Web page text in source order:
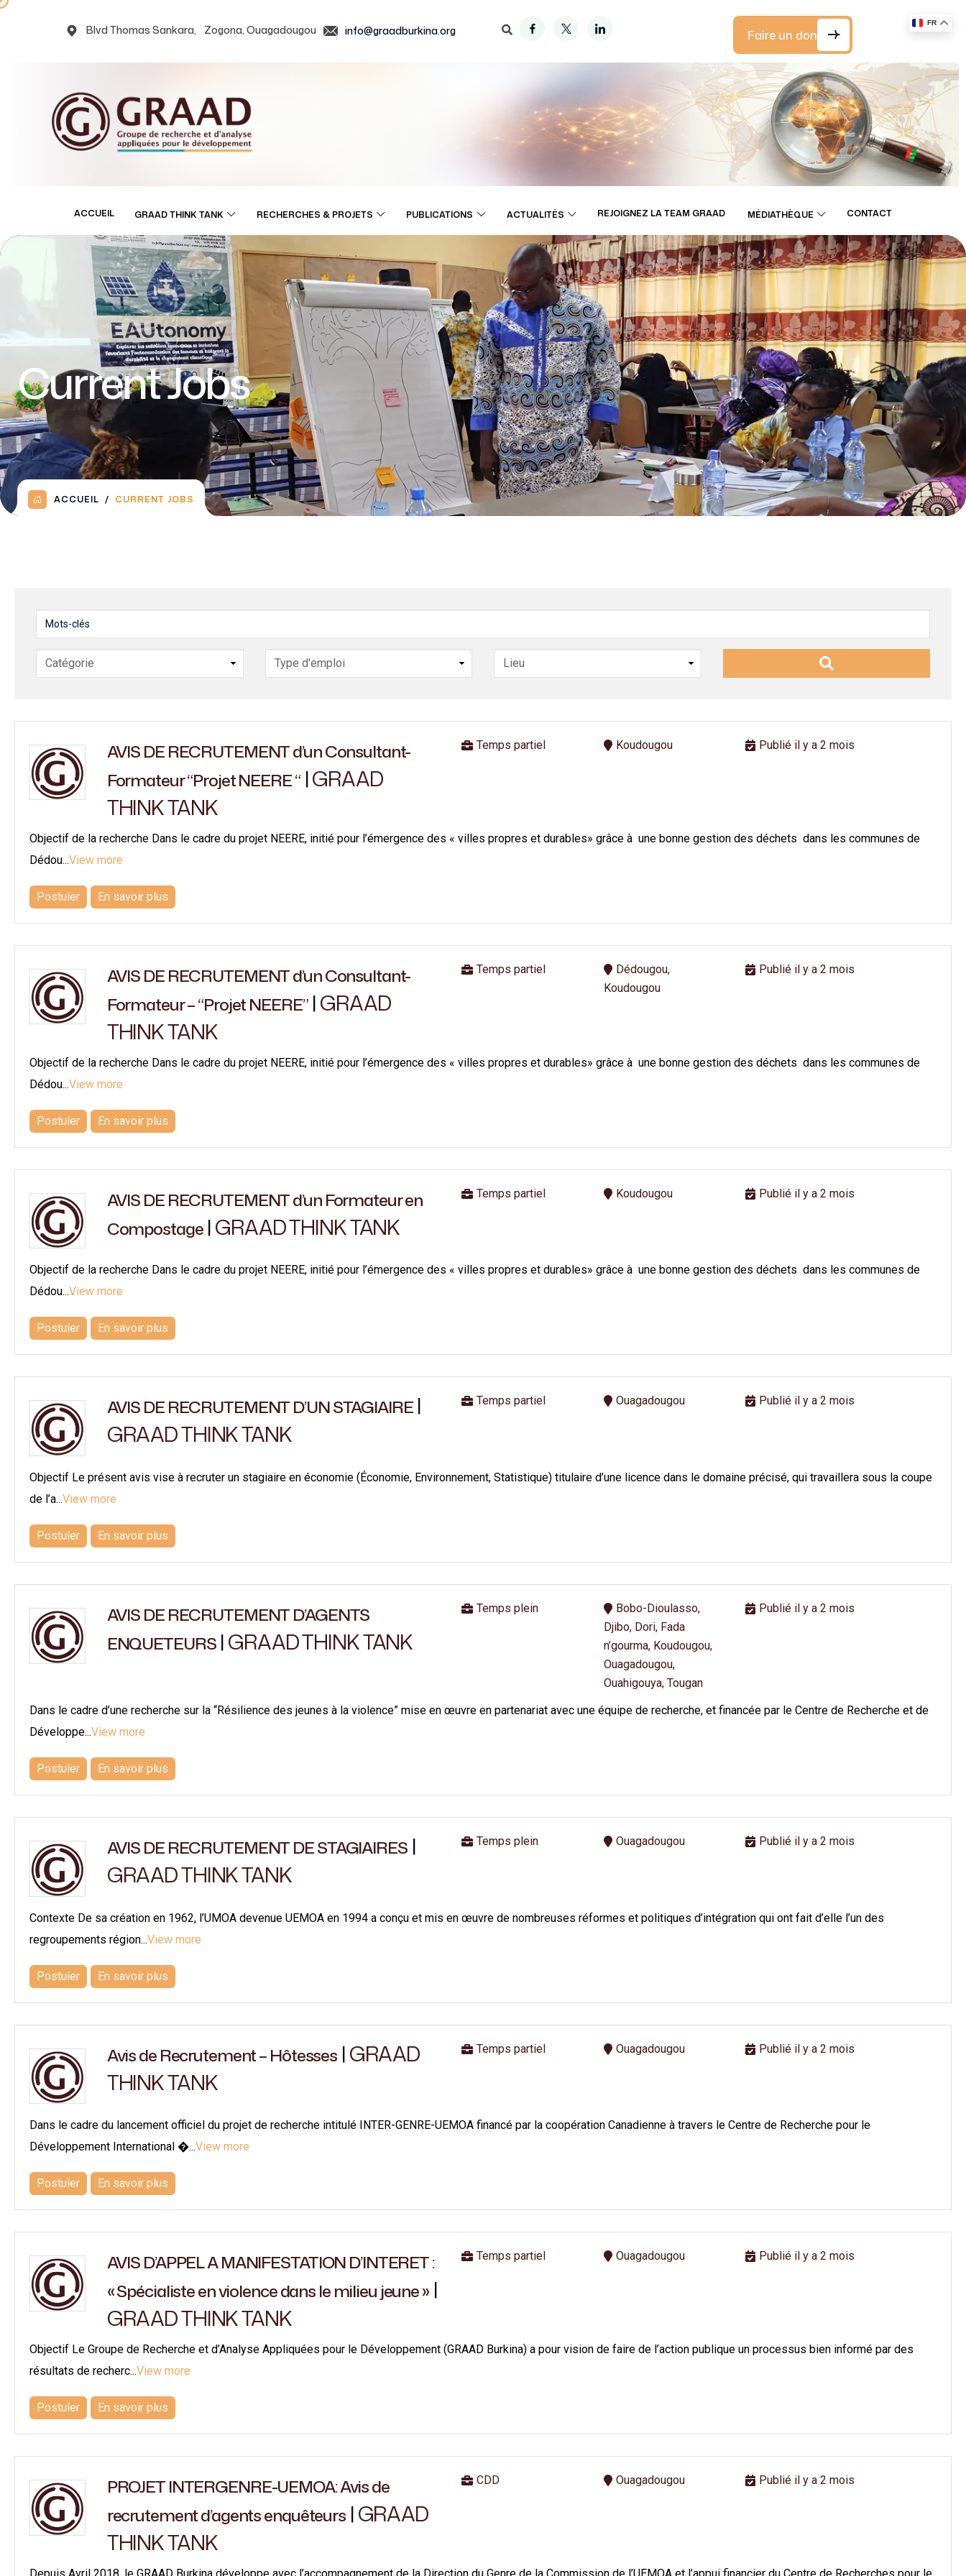
Blvd Thomas Sankara, Zogona, Ouagadougou info@graadburkina.org Faire un don
ACCUEIL GRAAD THINK TANK RECHERCHES & PROJETS PUBLICATIONS ACTUALITÉS REJOIGNEZ LA TEAM GRAAD MÉDIATHÈQUE CONTACT
Current Jobs
ACCUEIL CURRENT JOBS
Mots-clés
AVIS DE RECRUTEMENT d’un Consultant-
Formateur “Projet NEERE “|GRAAD
THINK TANK
Temps partiel Koudougou Publié il y a 2 mois
Objectif de la recherche Dans le cadre du projet NEERE, initié pour l’émergence des « villes propres et durables» grâce à une bonne gestion des déchets dans les communes de
Dédou...View more
Postuler En savoir plus
AVIS DE RECRUTEMENT d’un Consultant-
Formateur – “Projet NEERE”|GRAAD
THINK TANK
Temps partiel
Dédougou,
Koudougou
Publié il y a 2 mois
Objectif de la recherche Dans le cadre du projet NEERE, initié pour l’émergence des « villes propres et durables» grâce à une bonne gestion des déchets dans les communes de
Dédou...View more
Postuler En savoir plus
AVIS DE RECRUTEMENT d’un Formateur en
Compostage|GRAAD THINK TANK
Temps partiel Koudougou Publié il y a 2 mois
Objectif de la recherche Dans le cadre du projet NEERE, initié pour l’émergence des « villes propres et durables» grâce à une bonne gestion des déchets dans les communes de
Dédou...View more
Postuler En savoir plus
AVIS DE RECRUTEMENT D’UN STAGIAIRE|
GRAAD THINK TANK
Temps partiel Ouagadougou Publié il y a 2 mois
Objectif Le présent avis vise à recruter un stagiaire en économie (Économie, Environnement, Statistique) titulaire d’une licence dans le domaine précisé, qui travaillera sous la coupe
de l’a...View more
Postuler En savoir plus
AVIS DE RECRUTEMENT D’AGENTS
ENQUETEURS|GRAAD THINK TANK
Temps plein
Bobo-Dioulasso,
Djibo, Dori, Fada
n’gourma, Koudougou,
Ouagadougou,
Ouahigouya, Tougan
Publié il y a 2 mois
Dans le cadre d’une recherche sur la “Résilience des jeunes à la violence” mise en œuvre en partenariat avec une équipe de recherche, et financée par le Centre de Recherche et de
Développe...View more
Postuler En savoir plus
AVIS DE RECRUTEMENT DE STAGIAIRES|
GRAAD THINK TANK
Temps plein Ouagadougou Publié il y a 2 mois
Contexte De sa création en 1962, l’UMOA devenue UEMOA en 1994 a conçu et mis en œuvre de nombreuses réformes et politiques d’intégration qui ont fait d’elle l’un des
regroupements région...View more
Postuler En savoir plus
Avis de Recrutement – Hôtesses |GRAAD
THINK TANK
Temps partiel Ouagadougou Publié il y a 2 mois
Dans le cadre du lancement officiel du projet de recherche intitulé INTER-GENRE-UEMOA financé par la coopération Canadienne à travers le Centre de Recherche pour le
Développement International �...View more
Postuler En savoir plus
AVIS D’APPEL A MANIFESTATION D’INTERET :
« Spécialiste en violence dans le milieu jeune »|
GRAAD THINK TANK
Temps partiel Ouagadougou Publié il y a 2 mois
Objectif Le Groupe de Recherche et d’Analyse Appliquées pour le Développement (GRAAD Burkina) a pour vision de faire de l’action publique un processus bien informé par des
résultats de recherc...View more
Postuler En savoir plus
PROJET INTERGENRE-UEMOA: Avis de
recrutement d’agents enquêteurs|GRAAD
THINK TANK
CDD Ouagadougou Publié il y a 2 mois
FR